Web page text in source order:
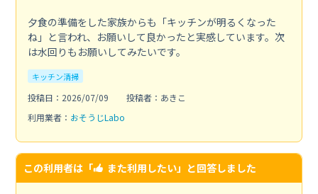
夕食の準備をした家族からも「キッチンが明るくなった
ね」と言われ、お願いして良かったと実感しています。次
は水回りもお願いしてみたいです。
キッチン清掃
投稿日：2026/07/09
投稿者：あきこ
利用業者： おそうじLabo
この利用者は「 また利用したい」と回答しました